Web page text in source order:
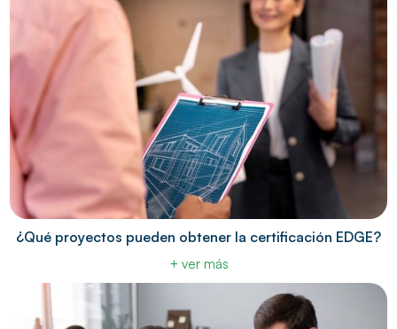
¿Qué proyectos pueden obtener la certificación EDGE?
+ ver más